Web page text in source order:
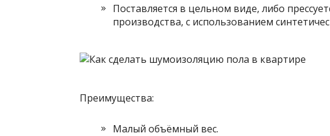
Поставляется в цельном виде, либо
производства, с использованием
Преимущества:
Малый объёмный вес.